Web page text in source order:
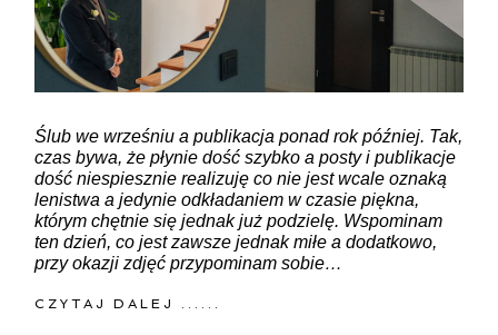
Ślub we wrześniu a publikacja ponad rok później. Tak,
czas bywa, że płynie dość szybko a posty i publikacje
dość niespiesznie realizuję co nie jest wcale oznaką
lenistwa a jedynie odkładaniem w czasie piękna,
którym chętnie się jednak już podzielę. Wspominam
ten dzień, co jest zawsze jednak miłe a dodatkowo,
przy okazji zdjęć przypominam sobie…
CZYTAJ DALEJ ......